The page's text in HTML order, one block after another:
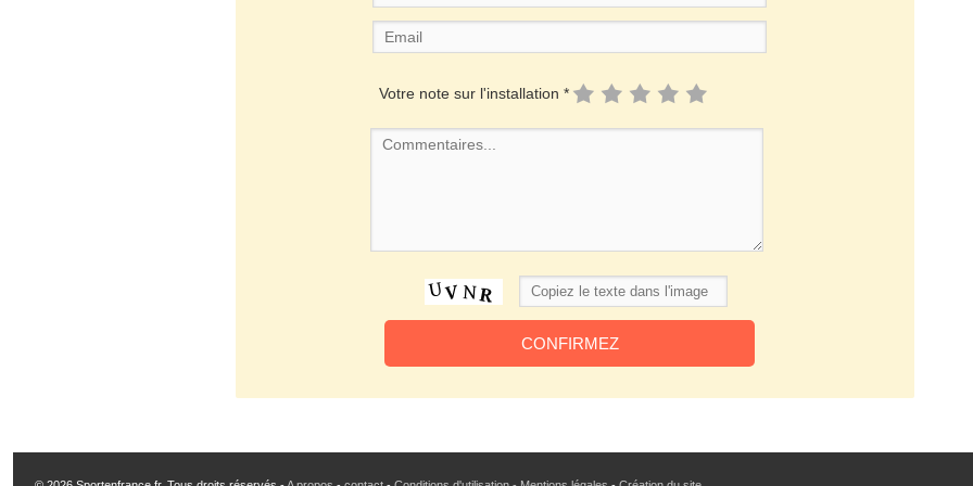
Votre note sur l'installation *